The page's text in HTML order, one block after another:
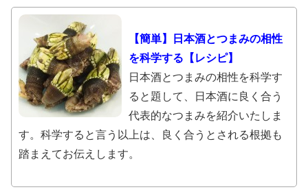
【簡単】日本酒とつまみの相性
を科学する【レシピ】
日本酒とつまみの相性を科学す
ると題して、日本酒に良く合う
代表的なつまみを紹介いたしま
す。科学すると言う以上は、良く合うとされる根拠も
踏まえてお伝えします。